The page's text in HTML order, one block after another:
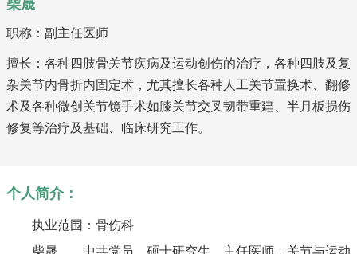
柴晟
职称：副主任医师
擅长：各种四肢骨关节疾病及运动创伤的治疗，各种四肢及复
杂关节内骨折内固定术，尤其擅长各种人工关节置换术、翻修
术及各种微创关节镜手术如膝关节交叉韧带重建、半月板损伤
修复等治疗及基础、临床研究工作。
个人简介：
执业范围：骨伤科